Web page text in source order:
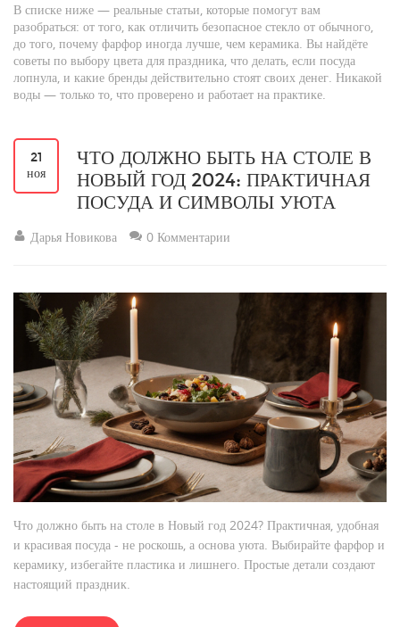
В списке ниже — реальные статьи, которые помогут вам
разобраться: от того, как отличить безопасное стекло от обычного,
до того, почему фарфор иногда лучше, чем керамика. Вы найдёте
советы по выбору цвета для праздника, что делать, если посуда
лопнула, и какие бренды действительно стоят своих денег. Никакой
воды — только то, что проверено и работает на практике.
21
ноя
ЧТО ДОЛЖНО БЫТЬ НА СТОЛЕ В
НОВЫЙ ГОД 2024: ПРАКТИЧНАЯ
ПОСУДА И СИМВОЛЫ УЮТА
Дарья Новикова 0 Комментарии
Что должно быть на столе в Новый год 2024? Практичная, удобная
и красивая посуда - не роскошь, а основа уюта. Выбирайте фарфор и
керамику, избегайте пластика и лишнего. Простые детали создают
настоящий праздник.